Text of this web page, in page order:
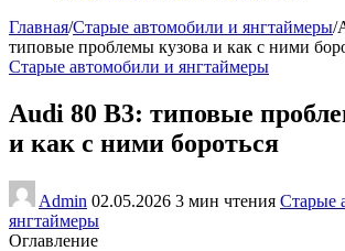
Главная/Старые автомобили и янгтаймеры/
типовые проблемы кузова и как с ними
Старые автомобили и янгтаймеры
Audi 80 B3: типовые
и как с ними бороться
Admin 02.05.2026 3 мин чтения Старые
янгтаймеры
Оглавление